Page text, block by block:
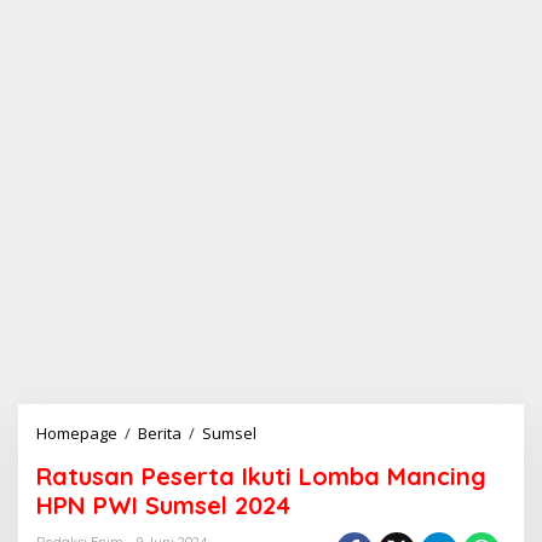
Homepage / Berita / Sumsel
t
u
s
Ratusan Peserta Ikuti Lomba Mancing
HPN PWI Sumsel 2024